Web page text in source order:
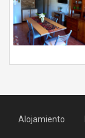
Alojamiento